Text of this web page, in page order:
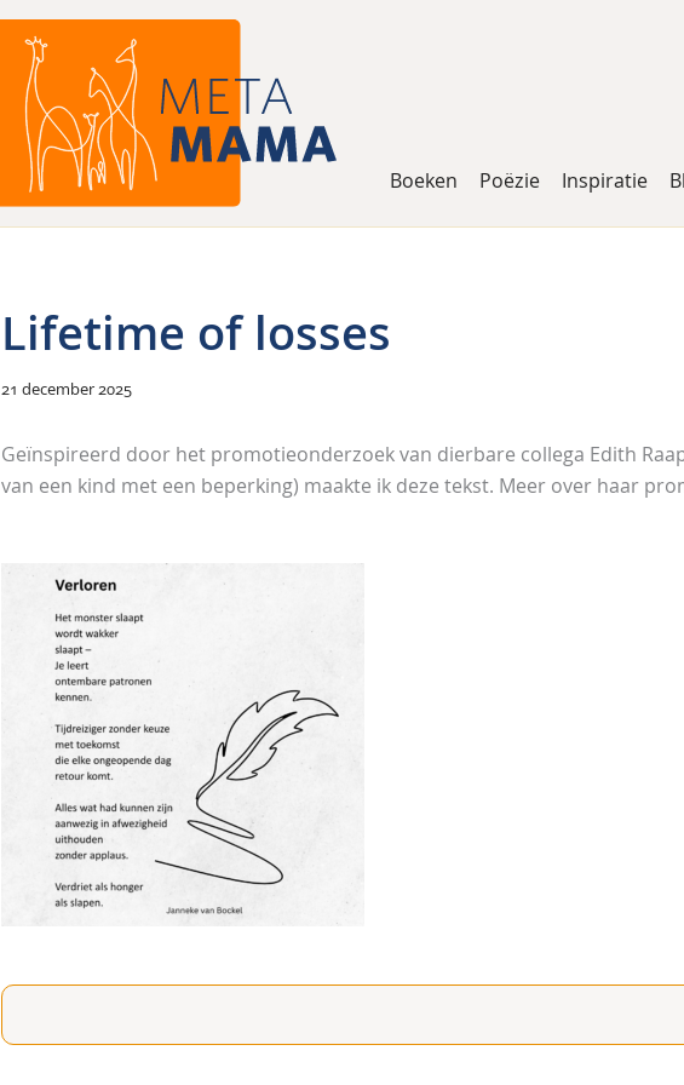
Boeken Poëzie Inspiratie
Lifetime of losses
21 december 2025
Geïnspireerd door het promotieonderzoek van dierbare collega Edith
van een kind met een beperking) maakte ik deze tekst. Meer over haar